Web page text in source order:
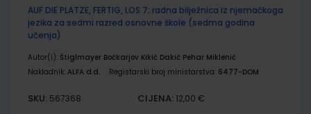
AUF DIE PLATZE, FERTIG, LOS 7; radna bilježnica iz njemačkoga
jezika za sedmi razred osnovne škole (sedma godina
učenja)
Autor(i): Štiglmayer Bočkarjov Kikić Dakić Pehar Miklenić
Nakladnik: ALFA d.d. Registarski broj ministarstva: 6477-DOM
SKU: 567368 CIJENA: 12,00 €